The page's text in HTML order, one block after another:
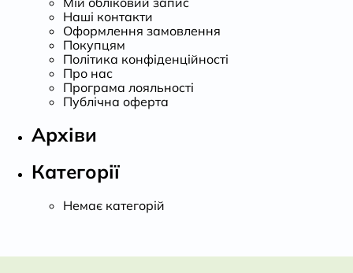
Наші контакти
Оформлення замовлення
Покупцям
Політика конфіденційності
Про нас
Програма лояльності
Публічна оферта
Архіви
Категорії
Немає категорій